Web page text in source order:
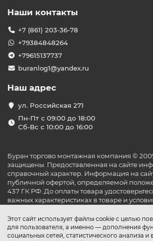
Этот сайт использует файлы cookie с целью
для пользователя, а именно — дополнения
социальных сетей, статистического анализа
Наши контакты
+7 (861) 203-36-78
+79384848264
+79615137737
buranlog1@yandex.ru
Наш адрес
ул. Российская 271
Пн-Пт с 09:00 до 18:00
Сб-Вс с 10:00 до 16:00
Буран торгово монтажная компания ©
защищены. Предоставленная на сайте
справочный характер. Информация на
публичной офертой, определяемой
437 ГК РФ. До оплаты товара
важных характеристиках в товаре и